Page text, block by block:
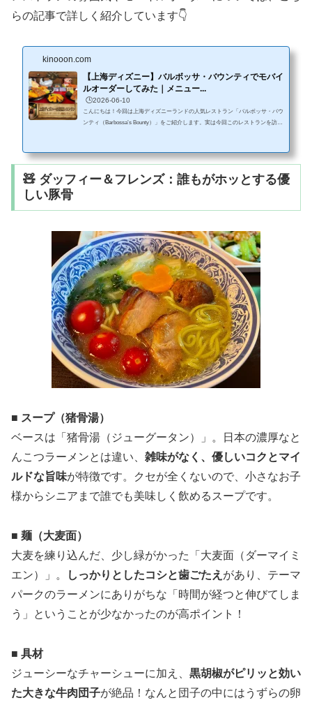
らの記事で詳しく紹介しています👇
kinooon.com
【上海ディズニー】バルボッサ・バウンティでモバイ
ルオーダーしてみた｜メニュー...
🕒️2026-06-10
こんにちは！今回は上海ディズニーランドの人気レストラン「バルボッサ・バウ
ンティ（Barbossa’s Bounty）」をご紹介します。実は今回このレストランを訪れ
らに、このレストランはまるで映画『パイレーツ・オブ・カリビアン』の世界に
入り込んだような雰囲気が楽しめることでも有名。今回は実際に利用し...
🧸 ダッフィー＆フレンズ：誰もがホッとする優
しい豚骨
■ スープ（猪骨湯）
ベースは「猪骨湯（ジューグータン）」。日本の濃厚なと
んこつラーメンとは違い、 雑味がなく、優しいコクとマイ
ルドな旨味が特徴です。クセが全くないので、小さなお子
様からシニアまで誰でも美味しく飲めるスープです。
■ 麺（大麦面）
大麦を練り込んだ、少し緑がかった「大麦面（ダーマイミ
エン）」。
しっかりとしたコシと歯ごたえ があり、テーマ
パークのラーメンにありがちな「時間が経つと伸びてしま
う」ということが少なかったのが高ポイント！
■ 具材
ジューシーなチャーシューに加え、 黒胡椒がピリッと効い
た大きな牛肉団子が絶品！なんと団子の中にはうずらの卵